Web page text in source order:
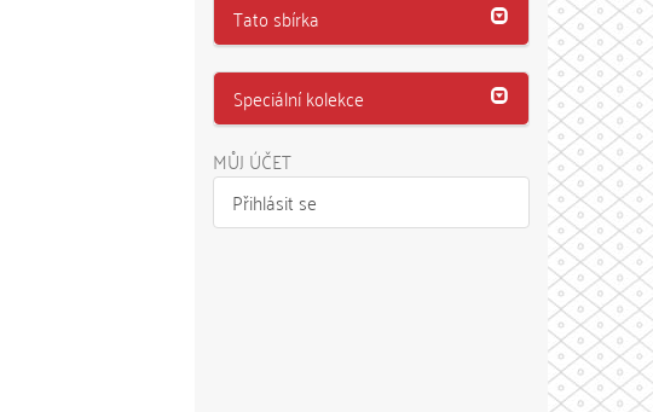
Tato sbírka
Speciální kolekce
MŮJ ÚČET
Přihlásit se